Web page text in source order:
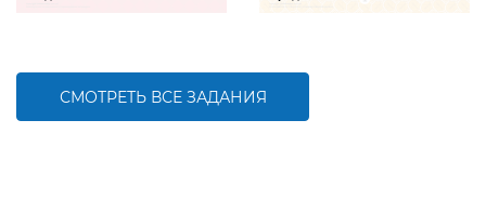
СМОТРЕТЬ ВСЕ ЗАДАНИЯ